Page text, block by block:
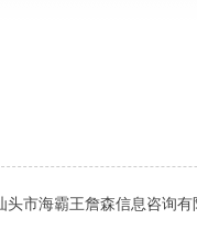
头市海霸王詹森信息咨询有